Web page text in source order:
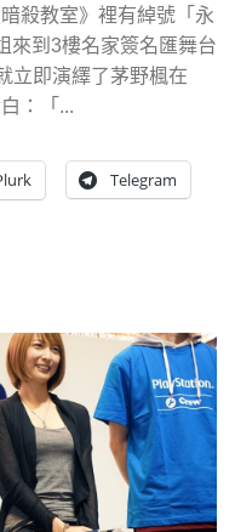
殺教室》裡有綽號「永
來到3樓名家簽名匯舞台
立即演繹了茅野楓在
：「...
Telegram